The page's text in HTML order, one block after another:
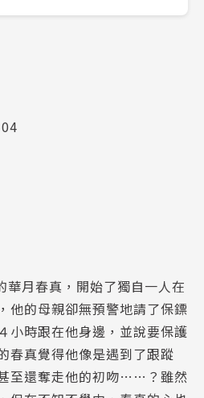
月春真，開始了獨自一人在
他的母親卻無預警地請了保鏢
時跟在他身邊，並說要保護
春真覺得他像是遇到了跟蹤
至還奪走他的初吻……？雖然